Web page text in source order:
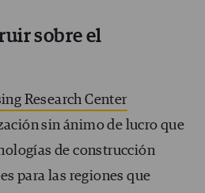
sobre el
Research Center
sin ánimo de lucro que
de construcción
para las regiones que